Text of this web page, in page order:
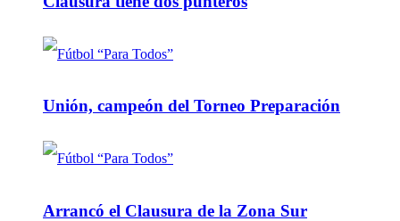
Unión, campeón del Torneo Preparación
Arrancó el Clausura de la Zona Sur